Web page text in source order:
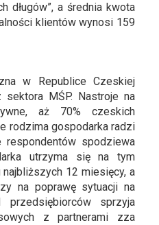
długów”, a średnia kwota
klientów wynosi 159
w Republice Czeskiej
MŚP. Nastroje na
aż 70% czeskich
rodzima gospodarka radzi
spodziewa
utrzyma się na tym
12 miesięcy, a
na poprawę sytuacji na
przedsiębiorców sprzyja
z partnerami zza